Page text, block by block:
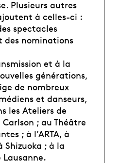
Plusieurs autres
à celles-ci :
spectacles
des nominations
et à la
générations,
de nombreux
et danseurs,
les Ateliers de
Carlson ; au Théâtre
; à l’ARTA, à
Shizuoka ; à la